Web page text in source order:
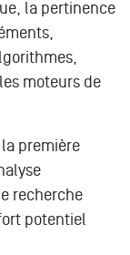
la pertinence
moteurs de
première
recherche
potentiel